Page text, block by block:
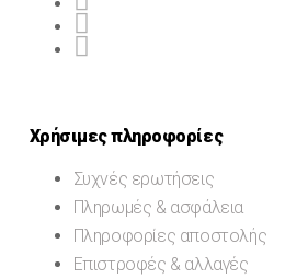
Χρήσιμες πληροφορίες
Συχνές ερωτήσεις
Πληρωμές & ασφάλεια
Πληροφορίες αποστολής
Επιστροφές & αλλαγές